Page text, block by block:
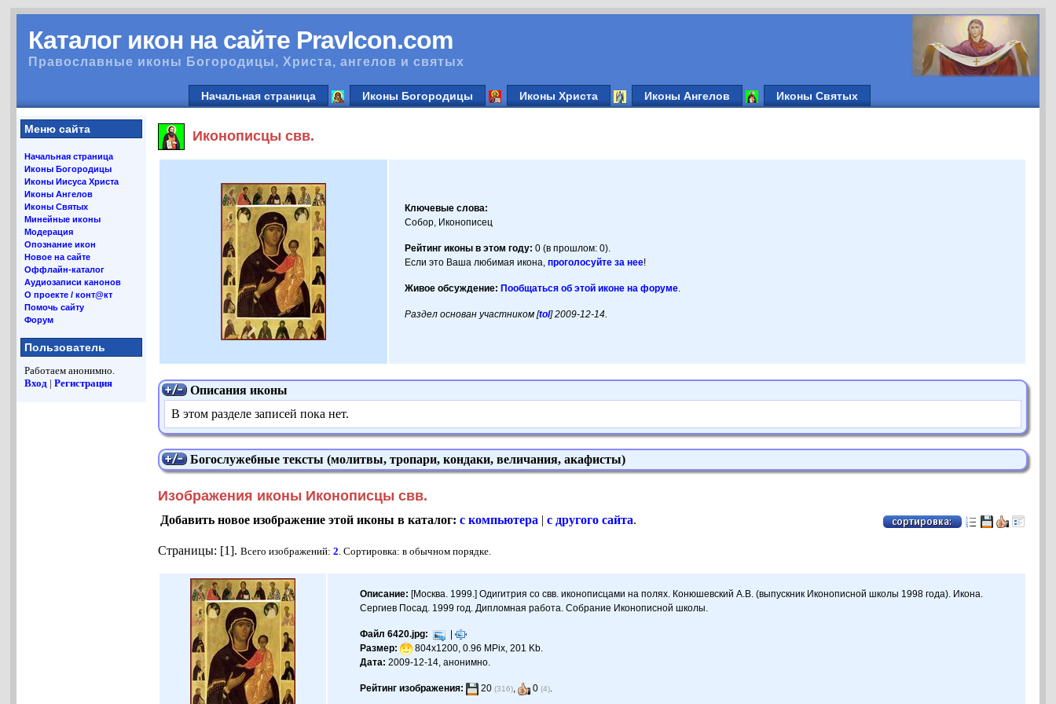
Каталог икон на сайте PravIcon.com
Православные иконы Богородицы, Христа, ангелов и святых
Начальная страница Иконы Богородицы Иконы Христа Иконы Ангелов Иконы Святых
Меню сайта
Начальная страница
Иконы Богородицы
Иконы Иисуса Христа
Иконы Ангелов
Иконы Святых
Минейные иконы
Модерация
Опознание икон
Новое на сайте
Оффлайн-каталог
Аудиозаписи канонов
О проекте / конт@кт
Помочь сайту
Форум
Пользователь
Работаем анонимно.
Вход |Регистрация
Иконописцы свв.
Ключевые слова:
Собор, Иконописец
Рейтинг иконы в этом году: 0 (в прошлом: 0).
Если это Ваша любимая икона,проголосуйте за нее!
Живое обсуждение: Пообщаться об этой иконе на форуме.
Раздел основан участником [tol] 2009-12-14.
Описания иконы
В этом разделе записей пока нет.
Богослужебные тексты (молитвы, тропари, кондаки, величания, акафисты)
Изображения иконы Иконописцы свв.
Добавить новое изображение этой иконы в каталог:с компьютера |с другого сайта.
Страницы: [1].Всего изображений:2. Сортировка: в обычном порядке.
Описание: [Москва. 1999.] Одигитрия со свв. иконописцами на полях. Конюшевский А.В. (выпускник Иконописной школы 1998 года). Икона.
Сергиев Посад. 1999 год. Дипломная работа. Собрание Иконописной школы.
Файл 6420.jpg:
|
Размер:
804x1200, 0.96 MPix, 201 Kb.
Дата: 2009-12-14, анонимно.
Рейтинг изображения: 20(316), 0(4).